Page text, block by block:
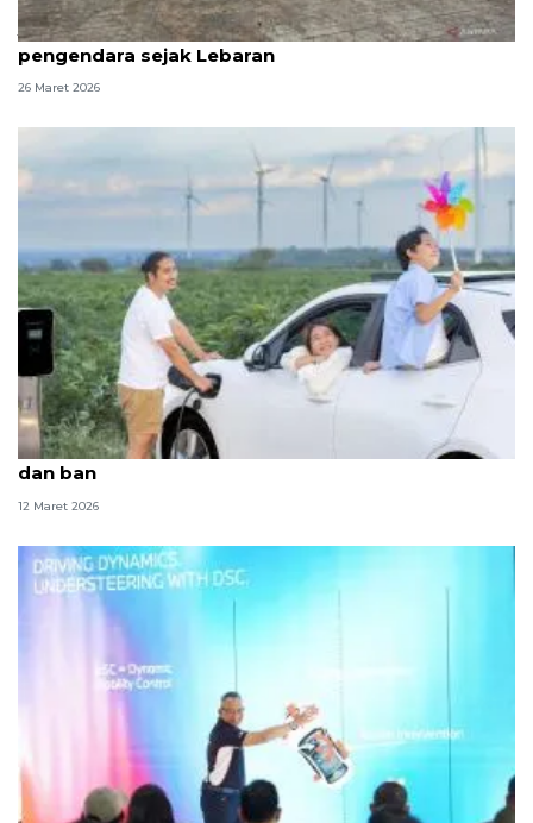
Jalan ambles di Pulogadung hambat mobilitas
pengendara sejak Lebaran
26 Maret 2026
Kiat mudik pengendara EV, perhatikan kecepatan
dan ban
12 Maret 2026